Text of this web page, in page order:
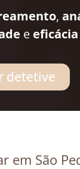
,
e eficácia
detetive
em São